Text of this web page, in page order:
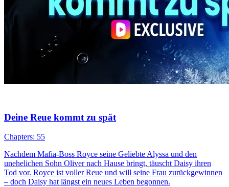
Deine Reue kommt zu spät
Chapters: 55
Nachdem Mafia-Boss Royce seine Geliebte Alyssa und den
unehelichen Sohn Oliver nach Hause bringt, täuscht Daisy ihren
Tod vor. Royce ist voller Reue und will seine Frau zurückgewinnen
– doch Daisy hat längst ein neues Leben begonnen.